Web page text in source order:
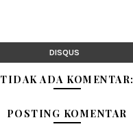
DISQUS
TIDAK ADA KOMENTAR:
POSTING KOMENTAR